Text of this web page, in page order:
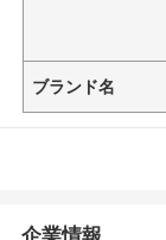
ブランド名